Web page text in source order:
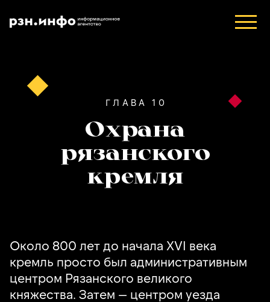
ГЛАВА 10
Охрана
рязанского
кремля
Около 800 лет до начала XVI века
кремль просто был административным
центром Рязанского великого
княжества. Затем — центром уезда